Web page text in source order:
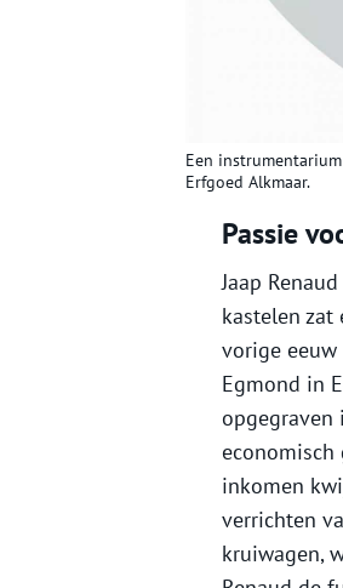
Een
Erfgoed Alkmaar.
Passie
Jaap
kastelen
vorige
Egmond in
opgegraven
economisch
inkomen
verrichten
kruiwagen,